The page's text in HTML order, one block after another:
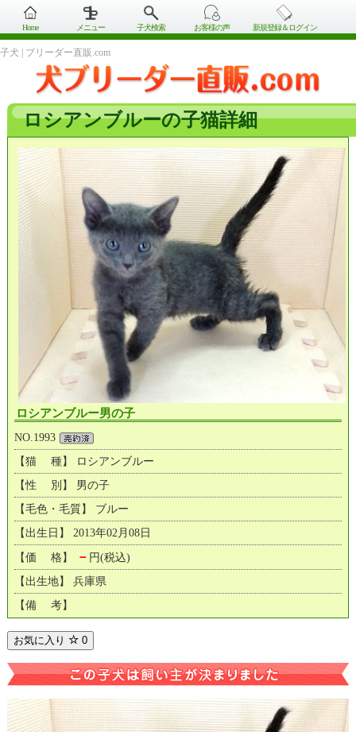
Home メニュー 子犬検索 お客様の声 新規登録＆ログイン
子犬 | ブリーダー直販.com
ロシアンブルーの子猫詳細
ロシアンブルー男の子
NO.1993
【猫 種】 ロシアンブルー
【性 別】 男の子
【毛色・毛質】 ブルー
【出生日】 2013年02月08日
【価 格】 － 円(税込)
【出生地】 兵庫県
【備 考】
お気に入り 0